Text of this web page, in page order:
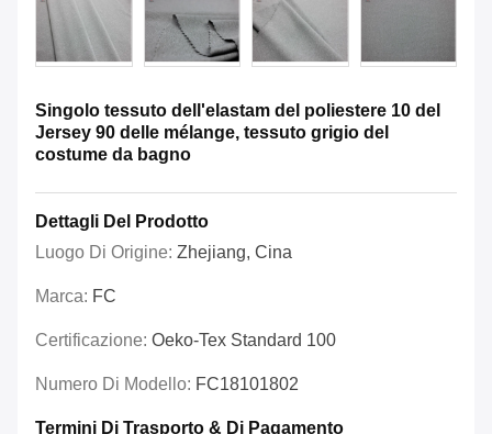
Singolo tessuto dell'elastam del poliestere 10 del
Jersey 90 delle mélange, tessuto grigio del
costume da bagno
Dettagli Del Prodotto
Luogo Di Origine: Zhejiang, Cina
Marca: FC
Certificazione: Oeko-Tex Standard 100
Numero Di Modello: FC18101802
Termini Di Trasporto & Di Pagamento